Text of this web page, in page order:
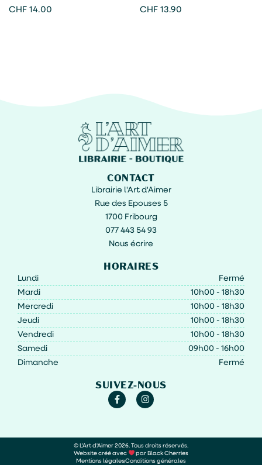
Austen
CHF 14.00
Kang
CHF 13.90
CONTACT
Librairie l'Art d'Aimer
Rue des Epouses 5
1700 Fribourg
077 443 54 93
Nous écrire
HORAIRES
Lundi
Fermé
Mardi
10h00 - 18h30
Mercredi
10h00 - 18h30
Jeudi
10h00 - 18h30
Vendredi
10h00 - 18h30
Samedi
09h00 - 16h00
Dimanche
Fermé
SUIVEZ-NOUS
© L'Art d'Aimer 2026. Tous droits réservés.
Website créé avec
par Black Cherries
Mentions légalesConditions générales